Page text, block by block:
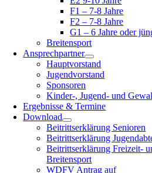
F1 – 7-8 Jahre
F2 – 7-8 Jahre
G1 – 6 Jahre oder
Breitensport
Ansprechpartner
Hauptvorstand
Jugendvorstand
Sponsoren
Kinder-, Jugend- und
Ergebnisse & Termine
Download
Beitrittserklärung Senioren
Beitrittserklärung
Beitrittserklärung Freizeit-
Breitensport
WDFV Antrag auf